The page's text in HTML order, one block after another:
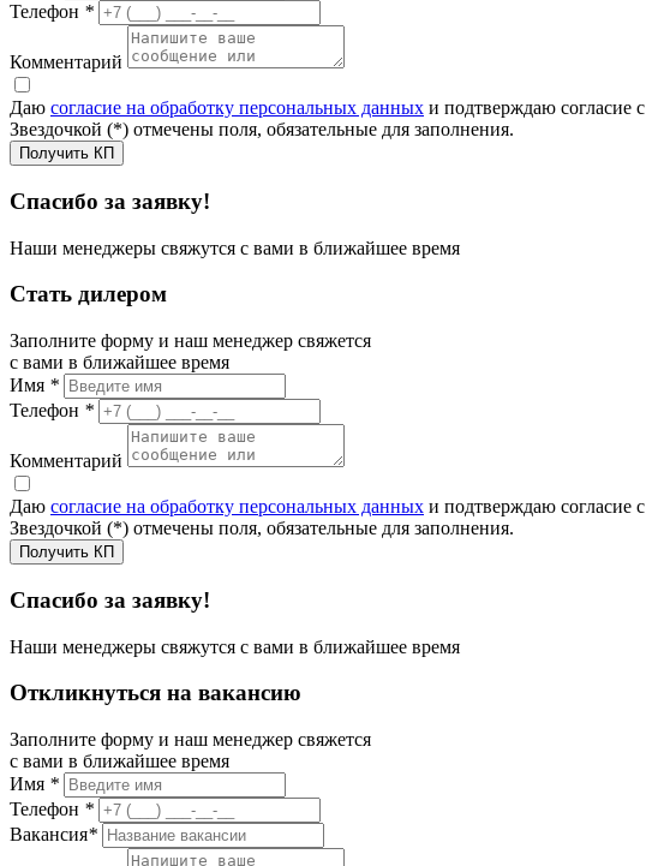
Телефон *
Комментарий
Даю согласие на обработку персональных данных и подтверждаю согласие с
Звездочкой (*) отмечены поля, обязательные для заполнения.
Получить КП
Спасибо за заявку!
Наши менеджеры свяжутся с вами в ближайшее время
Стать дилером
Заполните форму и наш менеджер свяжется
с вами в ближайшее время
Имя *
Телефон *
Комментарий
Даю согласие на обработку персональных данных и подтверждаю согласие с
Звездочкой (*) отмечены поля, обязательные для заполнения.
Получить КП
Спасибо за заявку!
Наши менеджеры свяжутся с вами в ближайшее время
Откликнуться на вакансию
Заполните форму и наш менеджер свяжется
с вами в ближайшее время
Имя *
Телефон *
Вакансия*